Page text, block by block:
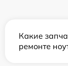
Какие
ремонте